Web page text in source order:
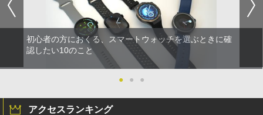
初心者の方におくる、スマートウォッチを選ぶときに確
認したい10のこと
● ● ●
アクセスランキング